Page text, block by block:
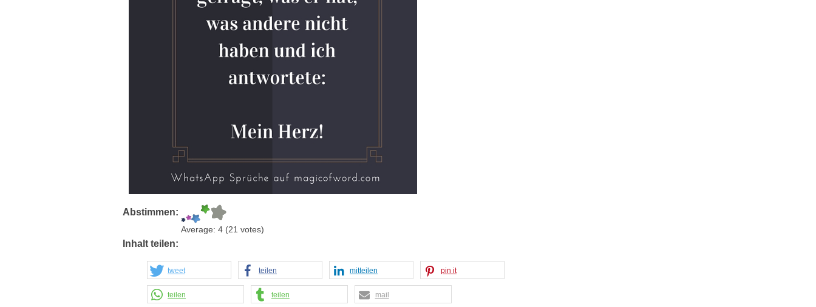
Abstimmen:
Average: 4 (21 votes)
Inhalt teilen:
tweet teilen mitteilen pin it
teilen teilen mail